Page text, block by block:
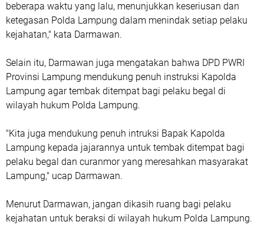
beberapa waktu yang lalu, menunjukkan keseriusan dan
ketegasan Polda Lampung dalam menindak setiap pelaku
kejahatan," kata Darmawan.
Selain itu, Darmawan juga mengatakan bahwa DPD PWRI
Provinsi Lampung mendukung penuh instruksi Kapolda
Lampung agar tembak ditempat bagi pelaku begal di
wilayah hukum Polda Lampung.
"Kita juga mendukung penuh intruksi Bapak Kapolda
Lampung kepada jajarannya untuk tembak ditempat bagi
pelaku begal dan curanmor yang meresahkan masyarakat
Lampung," ucap Darmawan.
Menurut Darmawan, jangan dikasih ruang bagi pelaku
kejahatan untuk beraksi di wilayah hukum Polda Lampung.